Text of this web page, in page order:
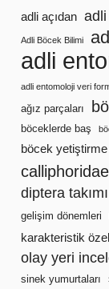
adli açıdan
Adli Böcek Bilimi
adli
adli entomoloji veri
ağız parçaları
böceklerde baş
böcek yetiştirme
calliphoridae
diptera takımı
gelişim dönemleri
karakteristik
olay yeri
sinek yumurtaları